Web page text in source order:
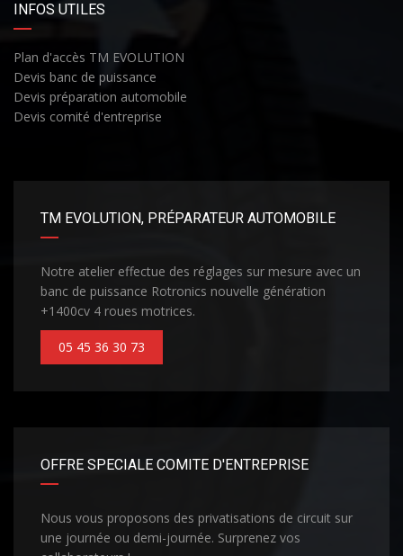
INFOS UTILES
Plan d'accès TM EVOLUTION
Devis banc de puissance
Devis préparation automobile
Devis comité d'entreprise
TM EVOLUTION, PRÉPARATEUR AUTOMOBILE
Notre atelier effectue des réglages sur mesure avec un
banc de puissance Rotronics nouvelle génération
+1400cv 4 roues motrices.
05 45 36 30 73
OFFRE SPECIALE COMITE D'ENTREPRISE
Nous vous proposons des privatisations de circuit sur
une journée ou demi-journée. Surprenez vos